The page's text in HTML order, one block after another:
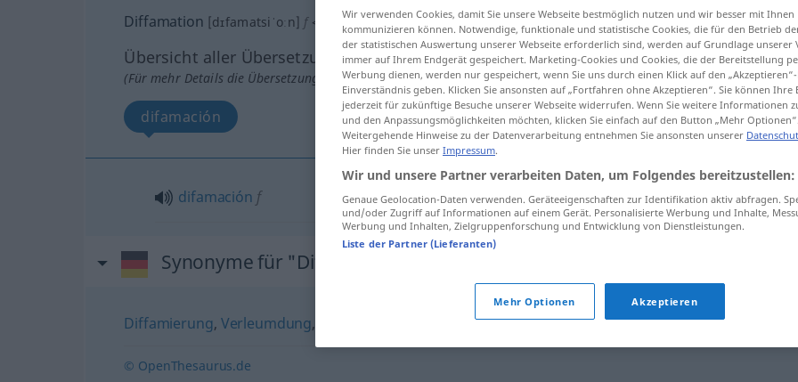
Diffamation [dɪfamatsiˈoːn] f < Diffamation;Diffamationen>
Übersicht aller Übersetzungen
(Für mehr Details die Übersetzung anklicken/antippen)
difamación
difamación f Diffamation
Synonyme für "Diffamation"
Diffamierung, Verleumdung, Verunglimpfung,Schmähung
© OpenThesaurus.de
Wir verwenden Cookies, damit Sie unsere Webseite bestmöglich nutzen und wir besser mit Ihnen
kommunizieren können. Notwendige, funktionale und statistische Cookies, die für den Betrieb
der statistischen Auswertung unserer Webseite erforderlich sind, werden auf Grundlage unserer
immer auf Ihrem Endgerät gespeichert. Marketing-Cookies und Cookies, die der Bereitstellung
Werbung dienen, werden nur gespeichert, wenn Sie uns durch einen Klick auf den
Einverständnis geben. Klicken Sie ansonsten auf „Fortfahren ohne Akzeptieren“. Sie können Ihre
jederzeit für zukünftige Besuche unserer Webseite widerrufen. Wenn Sie weitere Informationen
und den Anpassungsmöglichkeiten möchten, klicken Sie einfach auf den Button „Mehr Optionen“.
Weitergehende Hinweise zu der Datenverarbeitung entnehmen Sie ansonsten unserer
Hier finden Sie unser Impressum.
Wir und unsere Partner verarbeiten Daten, um Folgendes bereitzustellen:
Genaue Geolocation-Daten verwenden. Geräteeigenschaften zur Identifikation aktiv abfragen.
und/oder Zugriff auf Informationen auf einem Gerät. Personalisierte Werbung und Inhalte,
Werbung und Inhalten, Zielgruppenforschung und Entwicklung von Dienstleistungen.
Liste der Partner (Lieferanten)
Mehr Optionen Akzeptieren